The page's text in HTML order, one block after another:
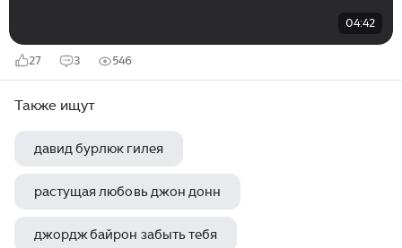
04:42
27 3 546
Также ищут
давид бурлюк гилея
растущая любовь джон донн
джордж байрон забыть тебя